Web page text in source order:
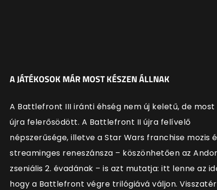
A JÁTÉKOSOK MÁR MOST KÉSZEN ÁLLNAK
A Battlefront III iránti éhség nem új keletű, de most
újra felerősödött. A Battlefront II újra felívelő
népszerűsége, illetve a Star Wars franchise mozis
streaminges reneszánsza – köszönhetően az
zseniális 2. évadának – is azt mutatja: itt lenne az
hogy a Battlefront végre trilógiává váljon.